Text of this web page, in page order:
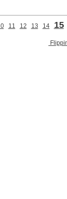
11 12 13 14 15